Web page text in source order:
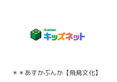
＊＊あすかぶんか【飛鳥文化】